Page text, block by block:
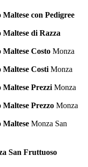
con Pedigree
di Razza
Costo Monza
Costi Monza
Prezzi Monza
Prezzo Monza
Maltese Monza San
San Fruttuoso